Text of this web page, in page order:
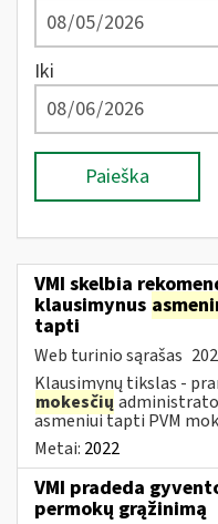
Iki
Paieška
VMI skelbia
klausimynus
tapti
Web turinio sąrašas
Klausimynų tikslas -
mokesčių
asmeniui tapti PVM
Metai: 2022
VMI pradeda
permokų grąžinimą